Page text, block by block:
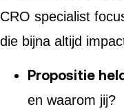
CRO specialist
die bijna altijd
Propositie
en waarom jij?